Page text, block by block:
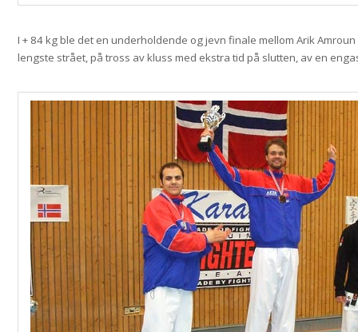
I + 84 kg ble det en underholdende og jevn finale mellom Arik
lengste strået, på tross av kluss med ekstra tid på slutten, av en